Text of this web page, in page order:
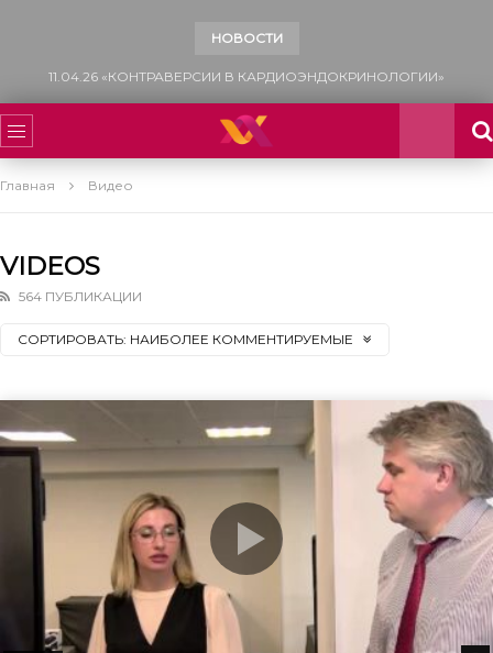
НОВОСТИ
Главная Видео
VIDEOS
564 ПУБЛИКАЦИИ
СОРТИРОВАТЬ: НАИБОЛЕЕ КОММЕНТИРУЕМЫЕ